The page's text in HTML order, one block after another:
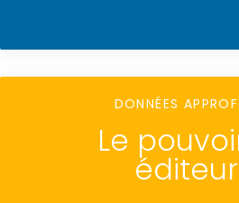
DONNÉES
Le